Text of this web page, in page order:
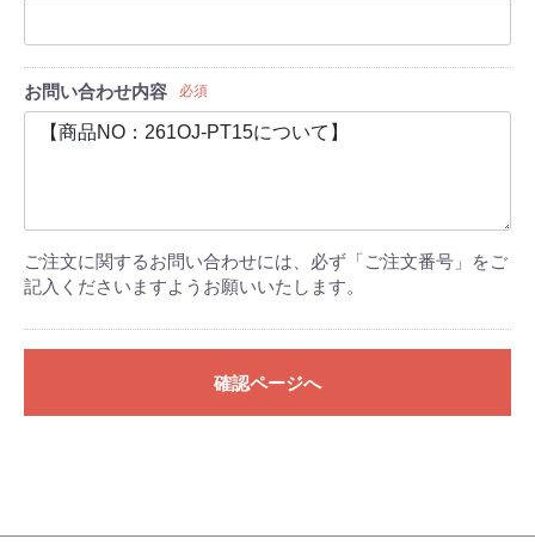
お問い合わせ内容 必須
ご注文に関するお問い合わせには、必ず「ご注文番号」をご
記入くださいますようお願いいたします。
確認ページへ